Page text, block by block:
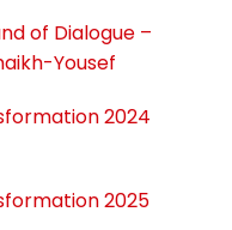
of Dialogue –
Yousef
2024
2025